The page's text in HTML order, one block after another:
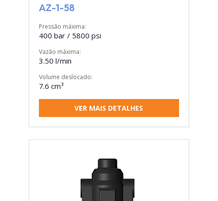
AZ-1-58
Pressão máxima:
400 bar / 5800 psi
Vazão máxima:
3.50 l/min
Volume deslocado:
7.6 cm³
VER MAIS DETALHES